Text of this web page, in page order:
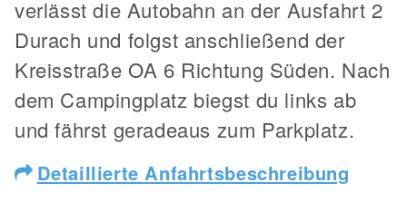
verlässt die Autobahn an der Ausfahrt 2
Durach und folgst anschließend der
Kreisstraße OA 6 Richtung Süden. Nach
dem Campingplatz biegst du links ab
und fährst geradeaus zum Parkplatz.
Detaillierte Anfahrtsbeschreibung